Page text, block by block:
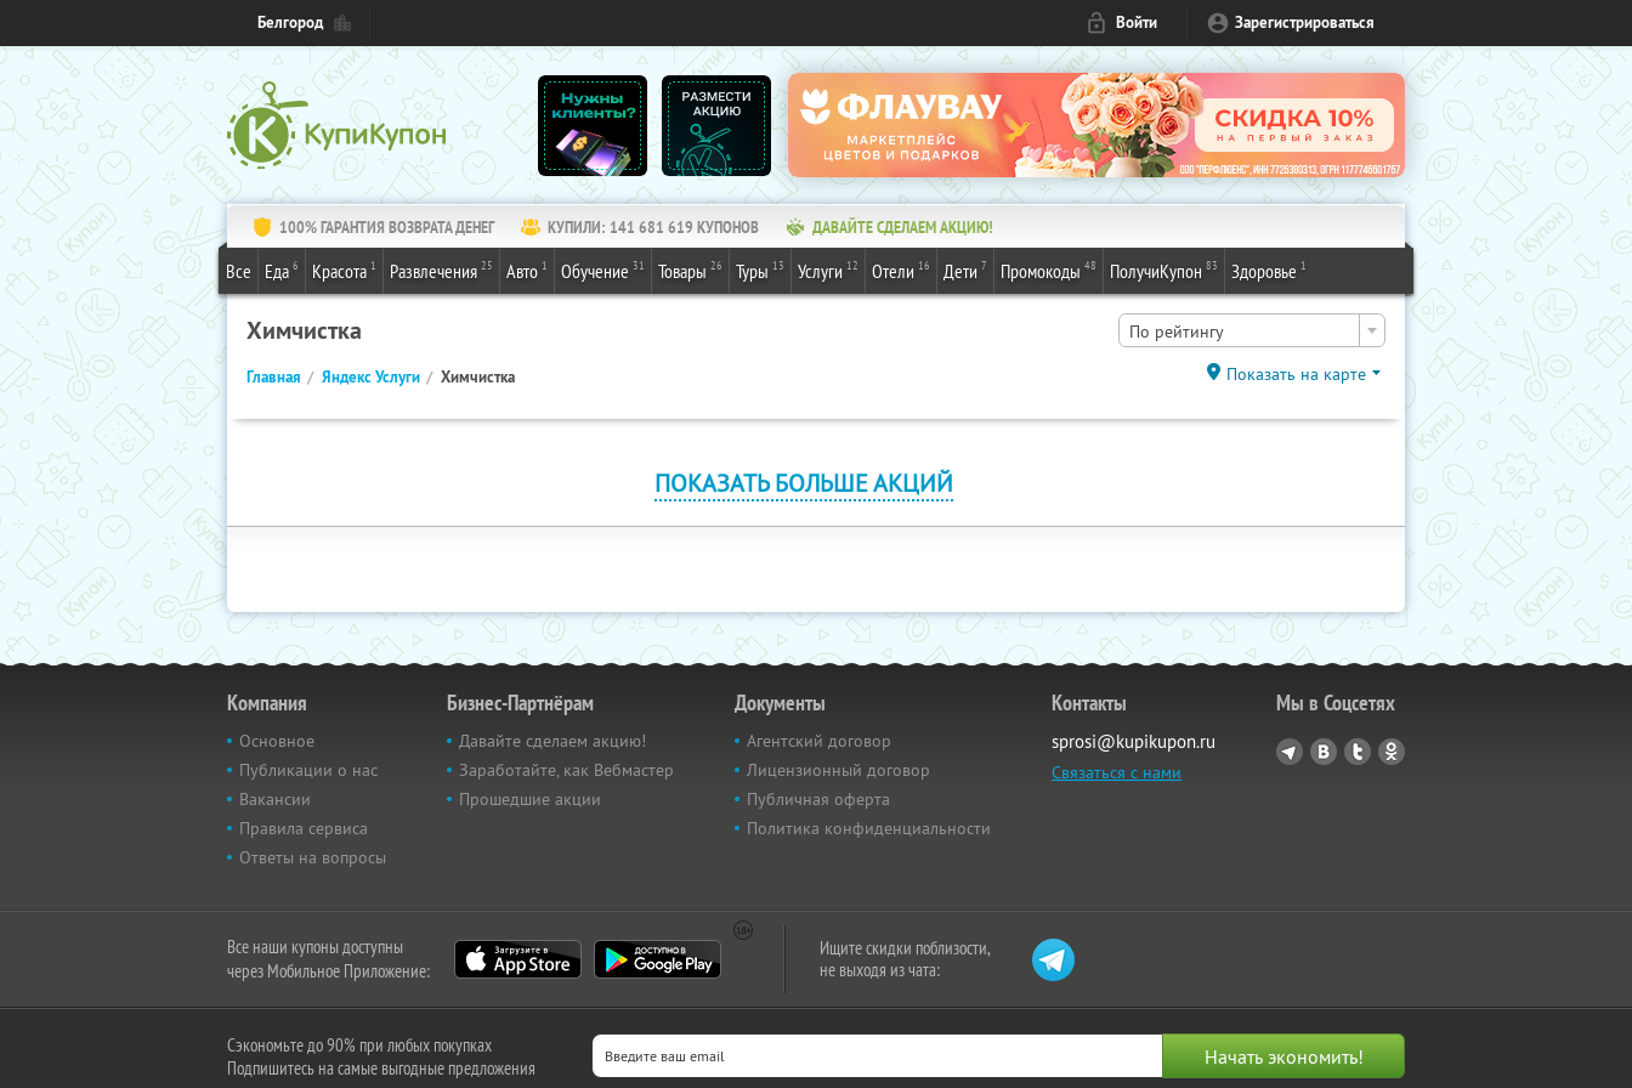
Белгород Войти Зарегистрироваться
100% ГАРАНТИЯ ВОЗВРАТА ДЕНЕГ КУПИЛИ: 141 681 619 КУПОНОВ ДАВАЙТЕ СДЕЛАЕМ АКЦИЮ!
Все Еда 6 Красота 1 Развлечения 25 Авто 1 Обучение 31 Товары 26 Туры 13 Услуги 12 Отели 16 Дети 7 Промокоды 48 ПолучиКупон 83 Здоровье 1
Химчистка По рейтингу
Главная Яндекс Услуги Химчистка Показать на карте
ПОКАЗАТЬ БОЛЬШЕ АКЦИЙ
Компания
Основное
Публикации о нас
Вакансии
Правила сервиса
Ответы на вопросы
Бизнес-Партнёрам
Давайте сделаем акцию!
Заработайте, как Вебмастер
Прошедшие акции
Документы
Агентский договор
Лицензионный договор
Публичная оферта
Политика конфиденциальности
Контакты
sprosi@kupikupon.ru
Связаться с нами
Мы в Соцсетях
Все наши купоны доступны
через Мобильное Приложение:
Ищите скидки поблизости,
не выходя из чата:
Сэкономьте до 90% при любых покупках
Подпишитесь на самые выгодные предложения